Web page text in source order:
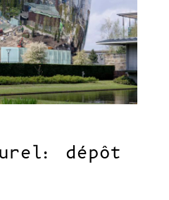
dépôt